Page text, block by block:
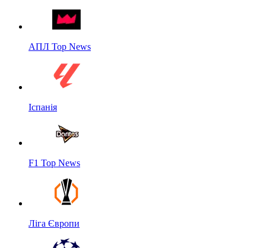
АПЛ Top News
Іспанія
F1 Top News
Ліга Європи